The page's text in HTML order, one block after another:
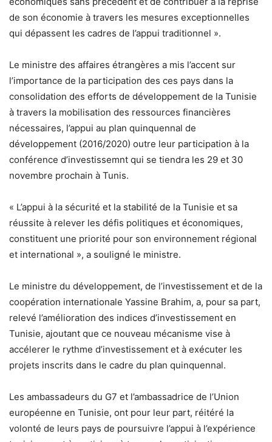
de son économie à travers les mesures exceptionnelles
qui dépassent les cadres de l’appui traditionnel ».
Le ministre des affaires étrangères a mis l’accent sur
l’importance de la participation des ces pays dans la
consolidation des efforts de développement de la Tunisie
à travers la mobilisation des ressources financières
nécessaires, l’appui au plan quinquennal de
développement (2016/2020) outre leur participation à la
conférence d’investissemnt qui se tiendra les 29 et 30
novembre prochain à Tunis.
« L’appui à la sécurité et la stabilité de la Tunisie et sa
réussite à relever les défis politiques et économiques,
constituent une priorité pour son environnement régional
et international », a souligné le ministre.
Le ministre du développement, de l’investissement et de la
coopération internationale Yassine Brahim, a, pour sa part,
relevé l’amélioration des indices d’investissement en
Tunisie, ajoutant que ce nouveau mécanisme vise à
accélerer le rythme d’investissement et à exécuter les
projets inscrits dans le cadre du plan quinquennal.
Les ambassadeurs du G7 et l’ambassadrice de l’Union
européenne en Tunisie, ont pour leur part, réitéré la
volonté de leurs pays de poursuivre l’appui à l’expérience